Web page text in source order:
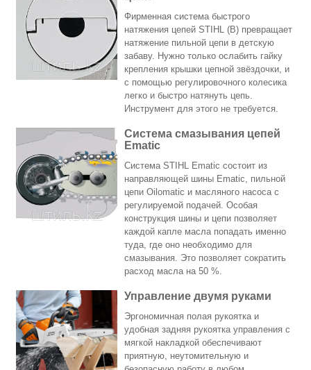
Фирменная система быстрого
натяжения цепей STIHL (B) превращает
натяжение пильной цепи в детскую
забаву. Нужно только ослабить гайку
крепления крышки цепной звёздочки, и
с помощью регулировочного колесика
легко и быстро натянуть цепь.
Инструмент для этого не требуется.
Система смазывания цепей
Ematic
Система STIHL Ematic состоит из
направляющей шины Ematic, пильной
цепи Oilomatic и масляного насоса с
регулируемой подачей. Особая
конструкция шины и цепи позволяет
каждой капле масла попадать именно
туда, где оно необходимо для
смазывания. Это позволяет сократить
расход масла на 50 %.
Управление двумя руками
Эргономичная полая рукоятка и
удобная задняя рукоятка управления с
мягкой накладкой обеспечивают
приятную, неутомительную и